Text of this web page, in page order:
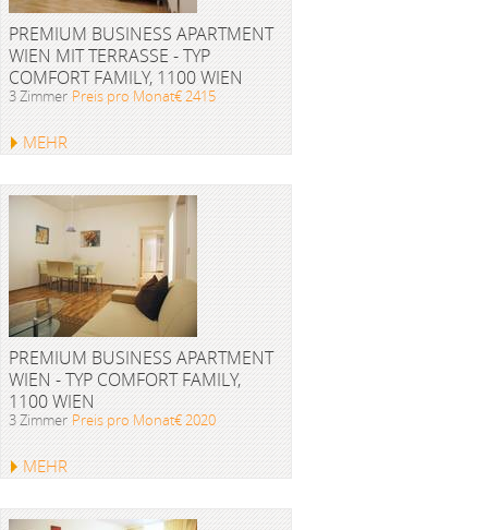
PREMIUM BUSINESS APARTMENT
WIEN MIT TERRASSE - TYP
COMFORT FAMILY, 1100 WIEN
3 Zimmer Preis pro Monat€ 2415
MEHR
PREMIUM BUSINESS APARTMENT
WIEN - TYP COMFORT FAMILY,
1100 WIEN
3 Zimmer Preis pro Monat€ 2020
MEHR